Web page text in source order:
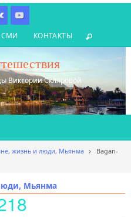
СМИ КОНТАКТЫ
Виктории Скляровой
жизнь и люди, Мьянма
Bagan-
Мьянма